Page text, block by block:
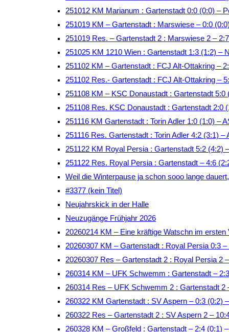
251012 KM Marianum : Gartenstadt 0:0 (0:0) –
251019 KM – Gartenstadt : Marswiese – 0:0
251019 Res. – Gartenstadt 2 : Marswiese 2 –
251025 KM 1210 Wien : Gartenstadt 1:3 (1:2) –
251102 KM – Gartenstadt : FCJ Alt-Ottakring –
251102 Res.- Gartenstadt : FCJ Alt-Ottakring –
251108 KM – KSC Donaustadt : Gartenstadt 5:0
251108 Res. KSC Donaustadt : Gartenstadt 2:0
251116 KM Gartenstadt : Torin Adler 1:0 (1:0) –
251116 Res. Gartenstadt : Torin Adler 4:2 (3:1) –
251122 KM Royal Persia : Gartenstadt 5:2 (4:2)
251122 Res. Royal Persia : Gartenstadt – 4:6
Weil die Winterpause ja schon sooo lange
#3377 (kein Titel)
Neujahrskick in der Halle
Neuzugänge Frühjahr 2026
20260214 KM – Eine kräftige Watschn im ersten
20260307 KM – Gartenstadt : Royal Persia 0:3
20260307 Res – Gartenstadt 2 : Royal Persia 2
260314 KM – UFK Schwemm : Gartenstadt –
260314 Res – UFK Schwemm 2 : Gartenstadt 2
260322 KM Gartenstadt : SV Aspern – 0:3 (0:2)
260322 Res – Gartenstadt 2 : SV Aspern 2 –
260328 KM – Großfeld : Gartenstadt – 2:4 (0:1)